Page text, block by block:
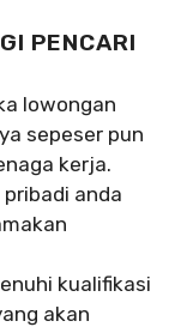
PENCARI
lowongan
sepeser pun
kerja.
anda
kualifikasi
akan